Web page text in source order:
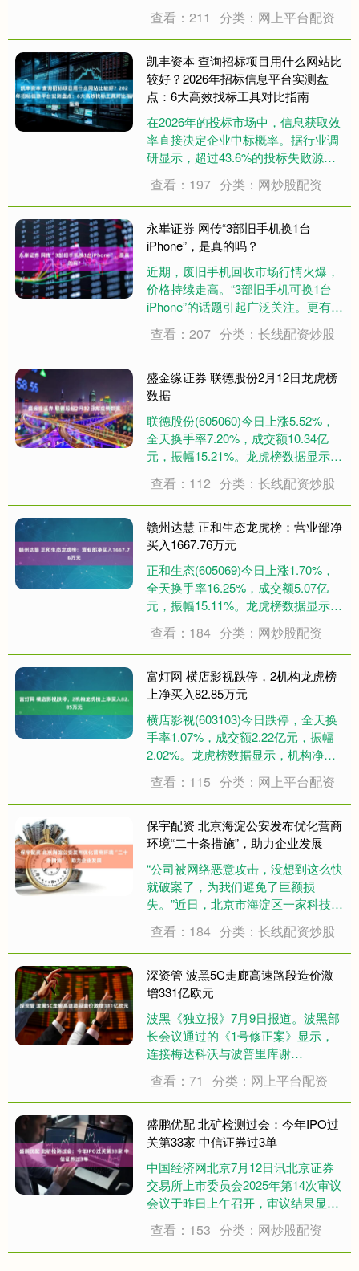
而在这股潮流里，小米17的出现，不
只是跟风，而是直接把“小屏旗舰”这
条路走到了一个新高度。 在一众小屏
机....
查看：211 分类：网上平台配资
凯丰资本 查询招标项目用什么网站比
较好？2026年招标信息平台实测盘
点：6大高效找标工具对比指南
在2026年的投标市场中，信息获取效
率直接决定企业中标概率。据行业调
研显示，超过43.6%的投标失败源于
方式平均每天消耗1-2小时，效率低下
且漏标率高达30%以上。本文基于
2026年行业最新数据，从平台背
景、....
查看：197 分类：网炒股配资
永崋证券 网传“3部旧手机换1台
iPhone”，是真的吗？
近期，废旧手机回收市场行情火爆，
价格持续走高。“3部旧手机可换1台
iPhone”的话题引起广泛关注。更有商
废机回收价仅几十元，如今价格已经
飙升到几百元。废旧手机真的有这么
高价值吗？这波上涨行情背后又有哪
些因素....
查看：207 分类：长线配资炒股
盛金缘证券 联德股份2月12日龙虎榜
数据
联德股份(605060)今日上涨5.52%，
全天换手率7.20%，成交额10.34亿
元，振幅15.21%。龙虎榜数据显示，
卖出2548.19万元，营业部席位合计
净卖出9135.03万元。 上交所公开信
息....
查看：112 分类：长线配资炒股
赣州达慧 正和生态龙虎榜：营业部净
买入1667.76万元
正和生态(605069)今日上涨1.70%，
全天换手率16.25%，成交额5.07亿
元，振幅15.11%。龙虎榜数据显示，
元。 上交所公开信息显示，当日该股
因日振幅值达15.11%上榜，营业部席
位合计净买....
查看：184 分类：网炒股配资
富灯网 横店影视跌停，2机构龙虎榜
上净买入82.85万元
横店影视(603103)今日跌停，全天换
手率1.07%，成交额2.22亿元，振幅
2.02%。龙虎榜数据显示，机构净买
179.43万元。 上交所公开信息显示，
当日该股因日跌幅偏离值达-10.06%
上榜，机....
查看：115 分类：网上平台配资
保宇配资 北京海淀公安发布优化营商
环境“二十条措施”，助力企业发展
“公司被网络恶意攻击，没想到这么快
就破案了，为我们避免了巨额损
失。”近日，北京市海淀区一家科技企
海淀公安优化法治化营商环境建设，
取得系列举措成效的一个生动缩影。
7月10日，海淀公安分局举办“护航·共
进”主题发....
查看：184 分类：长线配资炒股
深资管 波黑5C走廊高速路段造价激
增331亿欧元
波黑《独立报》7月9日报道。波黑部
长会议通过的《1号修正案》显示，
连接梅达科沃与波普里库谢
速公路关键路段预算从原计划的3.91
亿欧元大幅上调至7.22亿欧元，增幅
达3.31亿欧元。该项目对....
查看：71 分类：网上平台配资
盛鹏优配 北矿检测过会：今年IPO过
关第33家 中信证券过3单
中国经济网北京7月12日讯北京证券
交易所上市委员会2025年第14次审议
会议于昨日上午召开，审议结果显
简称“北矿检测”)符合发行条件、上市
条件和信息披露要求。这是今年过会
查看：153 分类：网炒股配资